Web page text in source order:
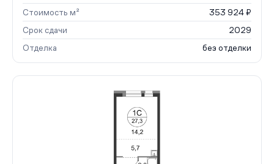
Стоимость м²
353 924 ₽
Срок сдачи
2029
Отделка
без отделки